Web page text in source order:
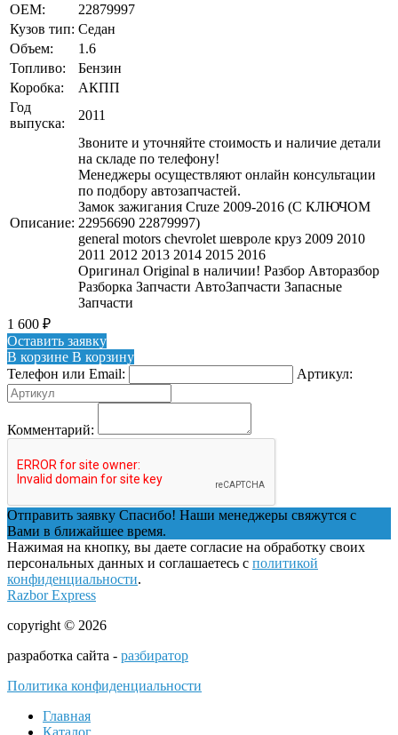
OEM:
22879997
Кузов тип: Седан
Объем:
1.6
Топливо:
Бензин
Коробка:
АКПП
Год
выпуска:
2011
Описание:
Звоните и уточняйте стоимость и наличие детали
на складе по телефону!
Менеджеры осуществляют онлайн консультации
по подбору автозапчастей.
Замок зажигания Cruze 2009-2016 (С КЛЮЧОМ
22956690 22879997)
general motors chevrolet шевроле круз 2009 2010
2011 2012 2013 2014 2015 2016
Оригинал Original в наличии! Разбор Авторазбор
Разборка Запчасти АвтоЗапчасти Запасные
Запчасти
1 600 ₽
Оставить заявку
В корзине В корзину
Телефон или Email:
Артикул:
Комментарий:
Отправить заявку Спасибо! Наши менеджеры свяжутся с
Вами в ближайшее время.
Нажимая на кнопку, вы даете согласие на обработку своих
персональных данных и соглашаетесь с политикой
конфиденциальности.
Razbor Express
copyright © 2026
разработка сайта - разбиратор
Политика конфиденциальности
Главная
Каталог